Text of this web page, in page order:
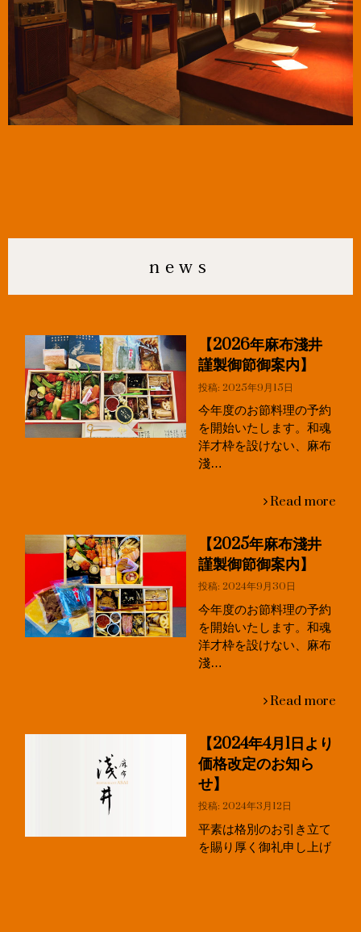
news
【2026年麻布淺井
謹製御節御案内】
投稿: 2025年9月15日
今年度のお節料理の予約
を開始いたします。和魂
洋才枠を設けない、麻布
淺…
Read more
【2025年麻布淺井
謹製御節御案内】
投稿: 2024年9月30日
今年度のお節料理の予約
を開始いたします。和魂
洋才枠を設けない、麻布
淺…
Read more
【2024年4月1日より
価格改定のお知ら
せ】
投稿: 2024年3月12日
平素は格別のお引き立て
を賜り厚く御礼申し上げ